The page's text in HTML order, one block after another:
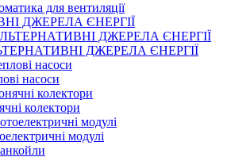
для вентиляції
ДЖЕРЕЛА ЄНЕРГІЇ
ДЖЕРЕЛА ЄНЕРГІЇ
насоси
колектори
модулі